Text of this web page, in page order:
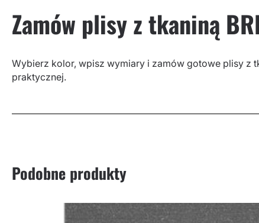
Zamów plisy z tkaniną
Wybierz kolor, wpisz wymiary i zamów gotowe plisy z
praktycznej.
Podobne produkty